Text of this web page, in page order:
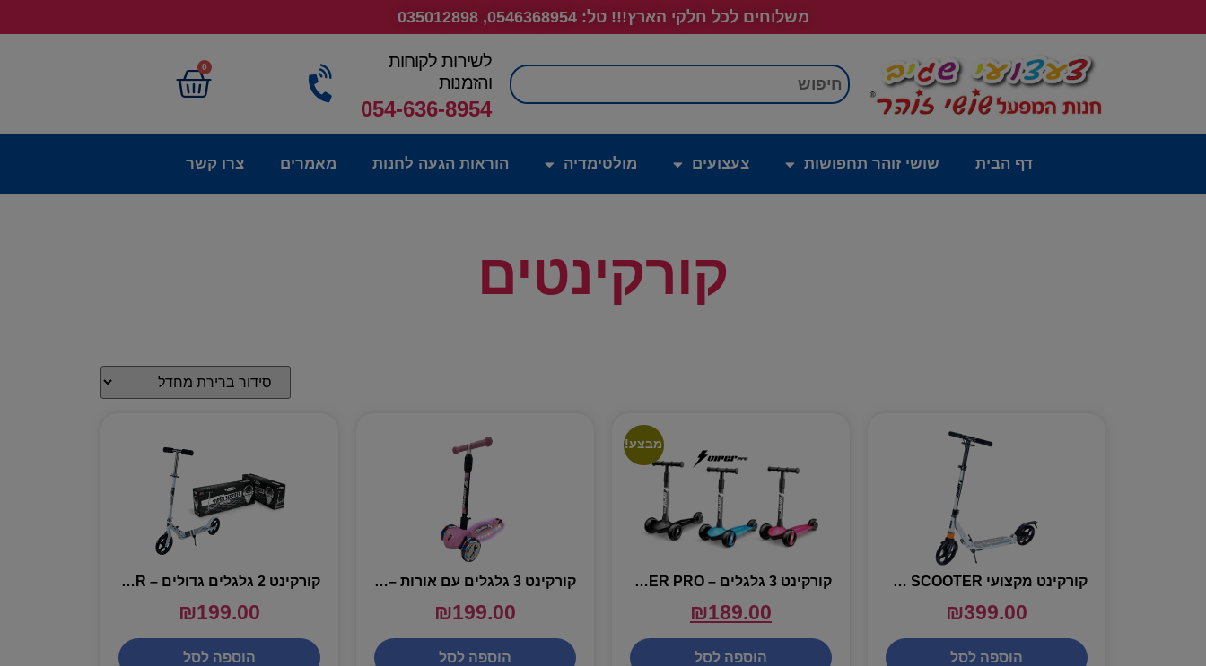
משלוחים לכל חלקי הארץ!!! טל: 0546368954, 035012898
חיפוש
לשירות לקוחות
והזמנות
054-636-8954
0
דף הבית שושי זוהר תחפושות צעצועים מולטימדיה הוראות הגעה לחנות מאמרים צרו קשר
קורקינטים
קורקינט מקצועי MAZE PRO SCOOTER
₪399.00
הוספה לסל
מבצע!
קורקינט 3 גלגלים – VIPER PRO
₪189.00
הוספה לסל
קורקינט 3 גלגלים עם אורות – VIPER
₪199.00
הוספה לסל
קורקינט 2 גלגלים גדולים – VIPER SCOOTER
₪199.00
הוספה לסל